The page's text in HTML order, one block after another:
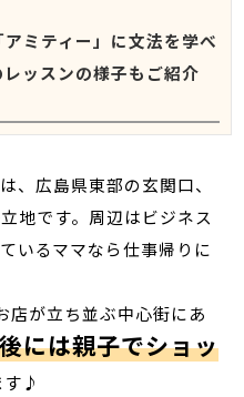
ミティー」に文法を学べ
ッスンの様子もご紹介
は、広島県東部の玄関口、
地です。周辺はビジネス
いるママなら仕事帰りに
店が立ち並ぶ中心街にあ
には親子でショッ
す♪